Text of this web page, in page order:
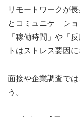
リモートワークが
とコミュニケーシ
「稼働時間」や「
トはストレス要因に
面接や企業調査で
う。